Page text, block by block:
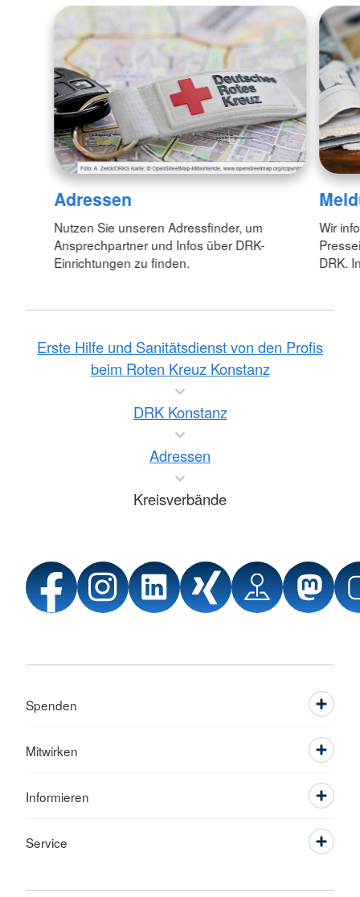
Adressen
Nutzen Sie unseren Adressfinder, um
Ansprechpartner und Infos über DRK-
Einrichtungen zu finden.
Wir
DRK.
Erste Hilfe und Sanitätsdienst von den Profis
beim Roten Kreuz Konstanz
DRK Konstanz
Adressen
Kreisverbände
Spenden
Mitwirken
Informieren
Service